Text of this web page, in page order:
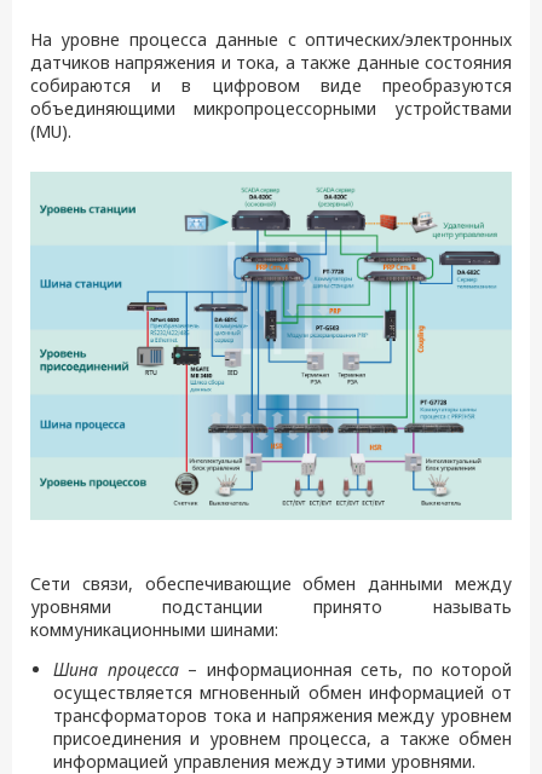
На уровне процесса данные с оптических/электронных
датчиков напряжения и тока, а также данные состояния
собираются и в цифровом виде преобразуются
объединяющими микропроцессорными устройствами
(MU).
Сети связи, обеспечивающие обмен данными между
уровнями подстанции принято называть
коммуникационными шинами:
Шина процесса– информационная сеть, по которой
осуществляется мгновенный обмен информацией от
трансформаторов тока и напряжения между уровнем
присоединения и уровнем процесса, а также обмен
информацией управления между этими уровнями.